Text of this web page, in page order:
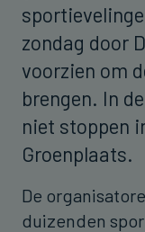
zondag door
voorzien om
brengen. In
niet stoppen
Groenplaats.
De
duizenden